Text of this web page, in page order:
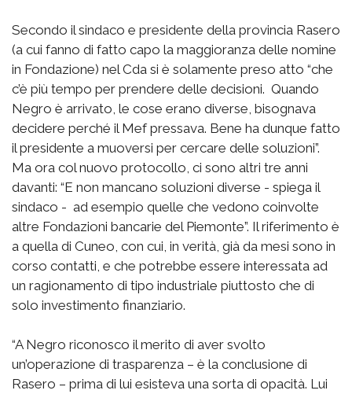
Secondo il sindaco e presidente della provincia Rasero
(a cui fanno di fatto capo la maggioranza delle nomine
in Fondazione) nel Cda si è solamente preso atto “che
c’è più tempo per prendere delle decisioni. Quando
Negro è arrivato, le cose erano diverse, bisognava
decidere perché il Mef pressava. Bene ha dunque fatto
il presidente a muoversi per cercare delle soluzioni”.
Ma ora col nuovo protocollo, ci sono altri tre anni
davanti: “E non mancano soluzioni diverse - spiega il
sindaco - ad esempio quelle che vedono coinvolte
altre Fondazioni bancarie del Piemonte”. Il riferimento è
a quella di Cuneo, con cui, in verità, già da mesi sono in
corso contatti, e che potrebbe essere interessata ad
un ragionamento di tipo industriale piuttosto che di
solo investimento finanziario.
“A Negro riconosco il merito di aver svolto
un’operazione di trasparenza – è la conclusione di
Rasero – prima di lui esisteva una sorta di opacità. Lui